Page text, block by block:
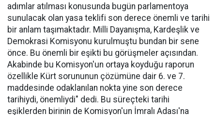
adımlar atılması konusunda bugün parlamentoya
sunulacak olan yasa teklifi son derece önemli ve tarihi
bir anlam taşımaktadır. Milli Dayanışma, Kardeşlik ve
Demokrasi Komisyonu kurulmuştu bundan bir sene
önce. Bu önemli bir eşikti bu görüşmeler açısından.
Akabinde bu Komisyon'un ortaya koyduğu raporun
özellikle Kürt sorununun çözümüne dair 6. ve 7.
maddesinde odaklanılan nokta yine son derece
tarihiydi, önemliydi" dedi. Bu süreçteki tarihi
eşiklerden birinin de Komisyon'un İmralı Adası'na